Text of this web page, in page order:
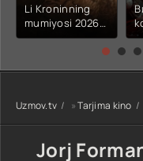
Li Kroninning
mumiyosi 2026
(uzbek tilida
kino) tarjima HD
Uzmov.tv »Tarjima kino
Jorj